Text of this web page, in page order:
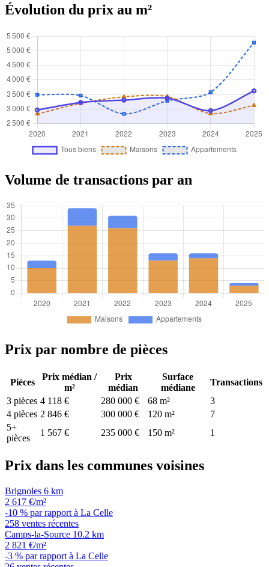
Évolution du prix au m²
Volume de transactions par an
Prix par nombre de pièces
Pièces
Prix médian /
m²
Prix
médian
Surface
médiane
Transactions
3 pièces 4 118 € 280 000 € 68 m²
3
4 pièces 2 846 € 300 000 € 120 m²
7
5+
pièces
1 567 € 235 000 € 150 m² 1
Prix dans les communes voisines
Brignoles 6 km
2 617 €/m²
-10 % par rapport à La Celle
258 ventes récentes
Camps-la-Source 10.2 km
2 821 €/m²
-3 % par rapport à La Celle